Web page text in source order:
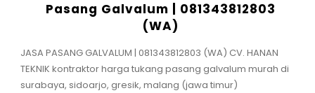
Pasang Galvalum | 081343812803
(WA)
JASA PASANG GALVALUM | 081343812803 (WA) CV. HANAN
TEKNIK kontraktor harga tukang pasang galvalum murah di
surabaya, sidoarjo, gresik, malang (jawa timur)